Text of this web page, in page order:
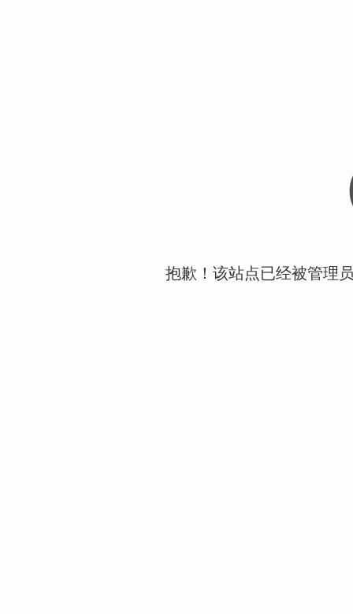
抱歉！该站点已经被管理